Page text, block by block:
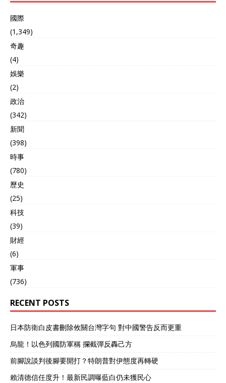
國際
(1,349)
奇趣
(4)
娛樂
(2)
政治
(342)
新聞
(398)
時事
(780)
歷史
(25)
科技
(39)
財經
(6)
軍事
(736)
RECENT POSTS
日本防衛白皮書刪除攸關台灣字句 對中國警告反而更重
烏龍！以色列國防軍稱 攔截彈反轟己方
前腳說談判後腳要開打？特朗普對伊態度再轉硬
賴清德信任度升！最新民調曝藍白仍未獲民心